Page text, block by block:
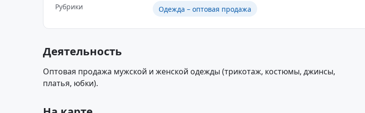
Рубрики Одежда – оптовая продажа
Деятельность
Оптовая продажа мужской и женской одежды (трикотаж, костюмы, джинсы,
платья, юбки).